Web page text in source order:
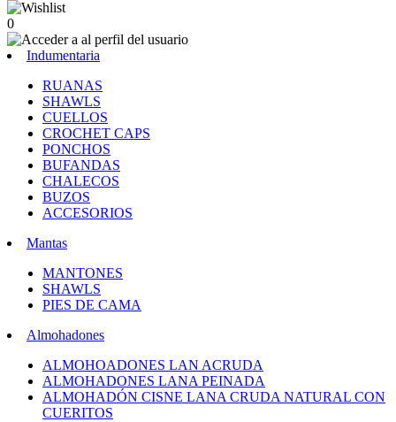
0
Indumentaria
RUANAS
SHAWLS
CUELLOS
CROCHET CAPS
PONCHOS
BUFANDAS
CHALECOS
BUZOS
ACCESORIOS
Mantas
MANTONES
SHAWLS
PIES DE CAMA
Almohadones
ALMOHOADONES LAN ACRUDA
ALMOHADONES LANA PEINADA
ALMOHADÓN CISNE LANA CRUDA NATURAL CON
CUERITOS